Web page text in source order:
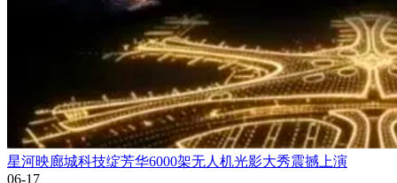
星河映廊城科技绽芳华6000架无人机光影大秀震撼上演
06-17